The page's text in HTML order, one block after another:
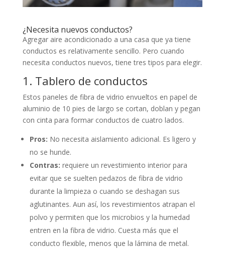
¿Necesita nuevos conductos?
Agregar aire acondicionado a una casa que ya tiene
conductos es relativamente sencillo. Pero cuando
necesita conductos nuevos, tiene tres tipos para elegir.
1. Tablero de conductos
Estos paneles de fibra de vidrio envueltos en papel de
aluminio de 10 pies de largo se cortan, doblan y pegan
con cinta para formar conductos de cuatro lados.
Pros: No necesita aislamiento adicional. Es ligero y
no se hunde.
Contras: requiere un revestimiento interior para
evitar que se suelten pedazos de fibra de vidrio
durante la limpieza o cuando se deshagan sus
aglutinantes. Aun así, los revestimientos atrapan el
polvo y permiten que los microbios y la humedad
entren en la fibra de vidrio. Cuesta más que el
conducto flexible, menos que la lámina de metal.